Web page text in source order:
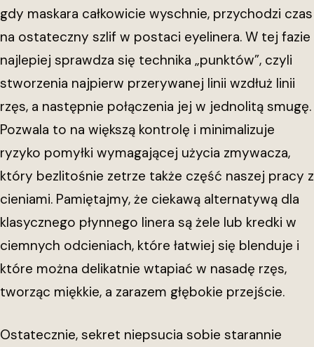
gdy maskara całkowicie wyschnie, przychodzi czas
na ostateczny szlif w postaci eyelinera. W tej fazie
najlepiej sprawdza się technika „punktów”, czyli
stworzenia najpierw przerywanej linii wzdłuż linii
rzęs, a następnie połączenia jej w jednolitą smugę.
Pozwala to na większą kontrolę i minimalizuje
ryzyko pomyłki wymagającej użycia zmywacza,
który bezlitośnie zetrze także część naszej pracy z
cieniami. Pamiętajmy, że ciekawą alternatywą dla
klasycznego płynnego linera są żele lub kredki w
ciemnych odcieniach, które łatwiej się blenduje i
które można delikatnie wtapiać w nasadę rzęs,
tworząc miękkie, a zarazem głębokie przejście.
Ostatecznie, sekret niepsucia sobie starannie